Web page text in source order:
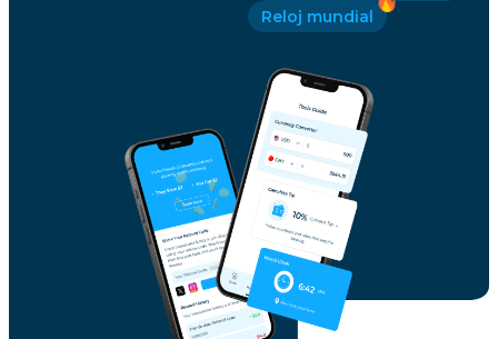
Reloj mundial